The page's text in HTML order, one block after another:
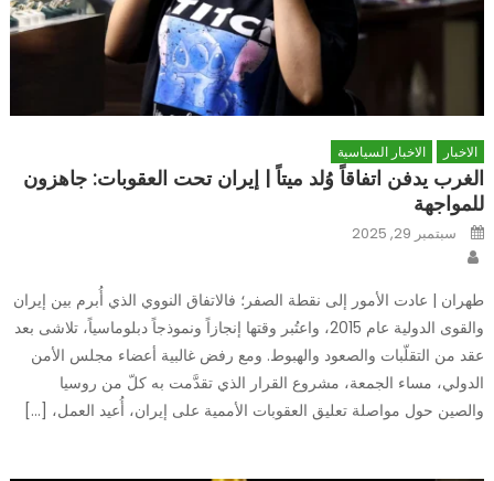
الاخبار الاخبار السياسية
الغرب يدفن اتفاقاً وُلد ميتاً | إيران تحت العقوبات: جاهزون
للمواجهة
Posted
onسبتمبر 29, 2025
طهران | عادت الأمور إلى نقطة الصفر؛ فالاتفاق النووي الذي أُبرم بين إيران
والقوى الدولية عام 2015، واعتُبر وقتها إنجازاً ونموذجاً دبلوماسياً، تلاشى بعد
عقد من التقلّبات والصعود والهبوط. ومع رفض غالبية أعضاء مجلس الأمن
الدولي، مساء الجمعة، مشروع القرار الذي تقدَّمت به كلّ من روسيا
والصين حول مواصلة تعليق العقوبات الأممية على إيران، أُعيد العمل، […]